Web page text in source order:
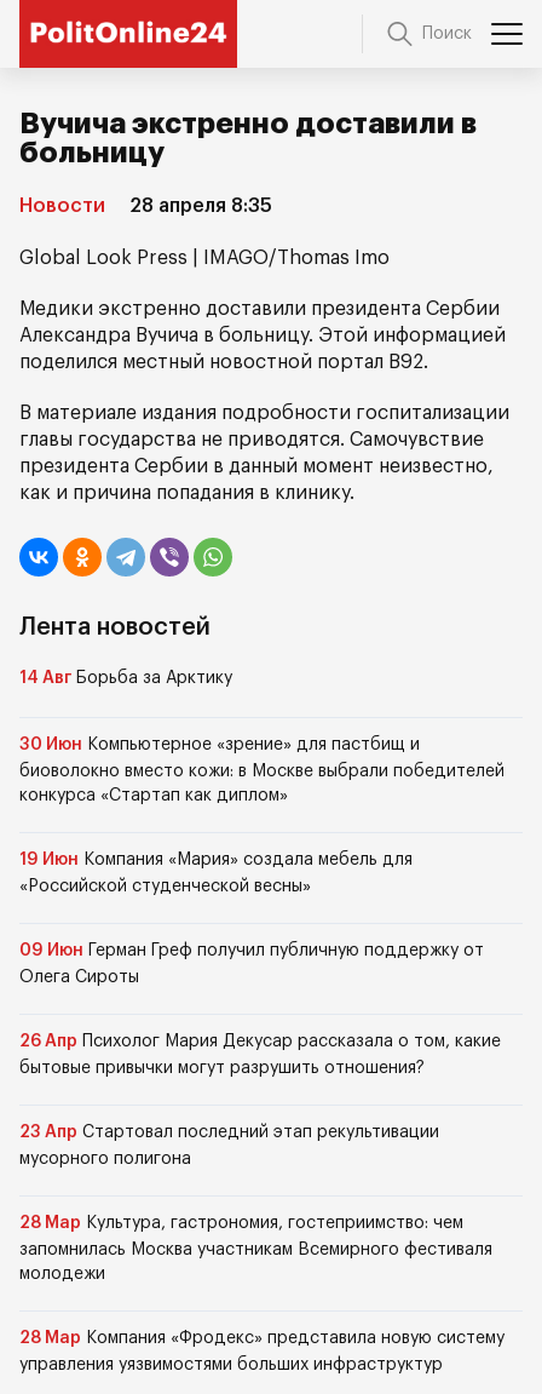
Поиск
Вучича экстренно доставили в
больницу
Новости 28 апреля 8:35
Global Look Press | IMAGO/Thomas Imo
Медики экстренно доставили президента Сербии
Александра Вучича в больницу. Этой информацией
поделился местный новостной портал B92.
В материале издания подробности госпитализации
главы государства не приводятся. Самочувствие
президента Сербии в данный момент неизвестно,
как и причина попадания в клинику.
Лента новостей
14 Авг Борьба за Арктику
30 Июн Компьютерное «зрение» для пастбищ и
биоволокно вместо кожи: в Москве выбрали победителей
конкурса «Стартап как диплом»
19 Июн Компания «Мария» создала мебель для
«Российской студенческой весны»
09 Июн
Герман Греф получил публичную поддержку от
Олега Сироты
26 Апр
Психолог Мария Декусар рассказала о том, какие
бытовые привычки могут разрушить отношения?
23 Апр Стартовал последний этап рекультивации
мусорного полигона
28 Мар Культура, гастрономия, гостеприимство: чем
запомнилась Москва участникам Всемирного фестиваля
молодежи
28 Мар Компания «Фродекс» представила новую систему
управления уязвимостями больших инфраструктур